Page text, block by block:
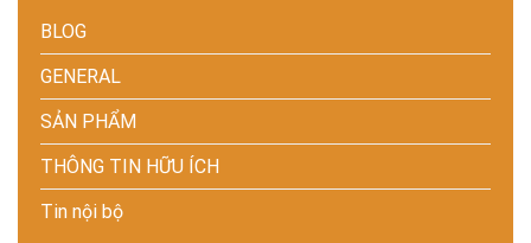
thành
cho
độ
và
nhiệt
lượng
BLOG
GENERAL
SẢN PHẨM
THÔNG TIN HỮU ÍCH
Tin nội bộ